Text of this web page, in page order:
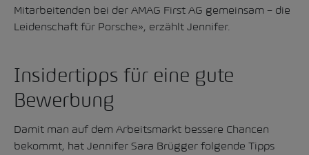
Mitarbeitenden bei der AMAG First AG gemeinsam – die
Leidenschaft für Porsche», erzählt Jennifer.
Insidertipps für eine gute
Bewerbung
Damit man auf dem Arbeitsmarkt bessere Chancen
bekommt, hat Jennifer Sara Brügger folgende Tipps